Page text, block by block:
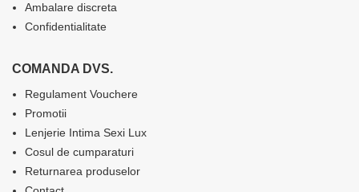
Ambalare discreta
Confidentialitate
COMANDA DVS.
Regulament Vouchere
Promotii
Lenjerie Intima Sexi Lux
Cosul de cumparaturi
Returnarea produselor